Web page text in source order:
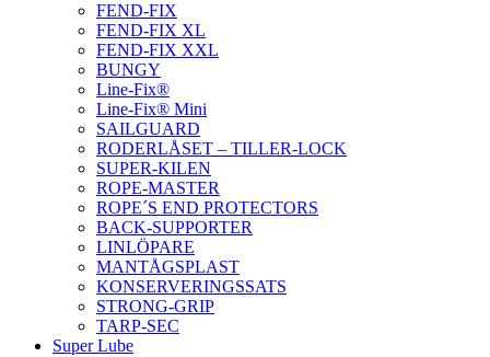
FEND-FIX
FEND-FIX XL
FEND-FIX XXL
BUNGY
Line-Fix®
Line-Fix® Mini
SAILGUARD
RODERLÅSET – TILLER-LOCK
SUPER-KILEN
ROPE-MASTER
ROPE´S END PROTECTORS
BACK-SUPPORTER
LINLÖPARE
MANTÅGSPLAST
KONSERVERINGSSATS
STRONG-GRIP
TARP-SEC
Super Lube